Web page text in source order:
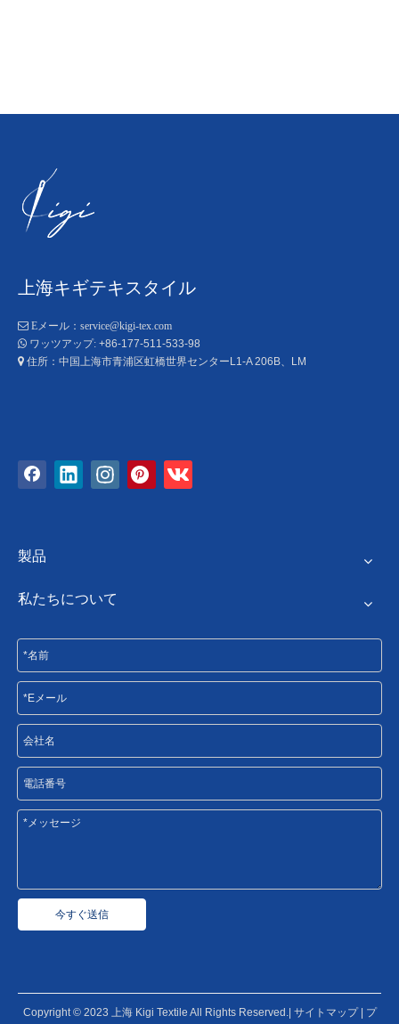
上海キギテキスタイル
 Eメール： service@kigi-tex.com
 ワッツアップ: +86-177-511-533-98
 住所：中国上海市青浦区虹橋世界センターL1-A 206B、LM
製品
私たちについて
今すぐ送信
Copyright © 2023 上海 Kigi Textile All Rights Reserved.| サイトマップ| プ